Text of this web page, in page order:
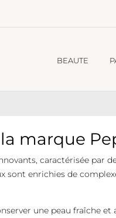
BEAUTE
marque
caractérisée par
sont enrichies de
une peau fraîche